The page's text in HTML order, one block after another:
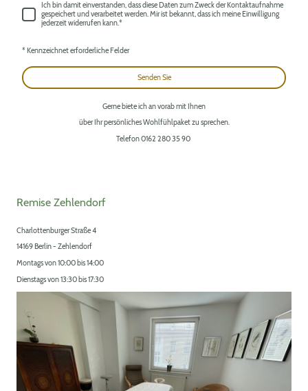
Ich bin damit einverstanden, dass diese Daten zum Zweck der Kontaktaufnahme
gespeichert und verarbeitet werden. Mir ist bekannt, dass ich meine Einwilligung
jederzeit widerrufen kann.*
* Kennzeichnet erforderliche Felder
Senden Sie
Gerne biete ich an vorab mit Ihnen
über Ihr persönliches Wohlfühlpaket zu sprechen.
Telefon 0162 280 35 90
Remise Zehlendorf
Charlottenburger Straße 4
14169 Berlin - Zehlendorf
Montags von 10:00 bis 14:00
Dienstags von 13:30 bis 17:30